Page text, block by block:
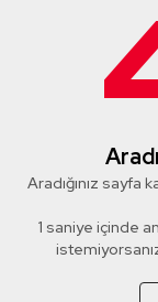
Aradığınız sayfa
1 saniye içinde